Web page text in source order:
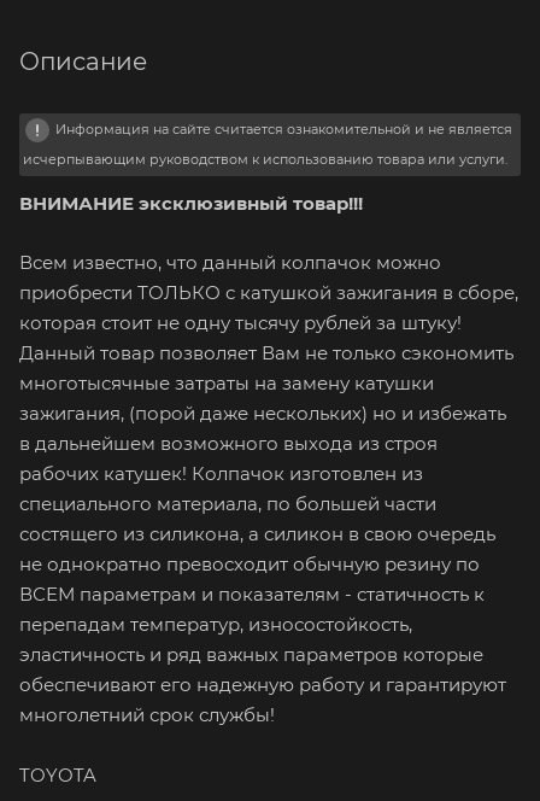
Описание
Информация на сайте считается ознакомительной и не является
исчерпывающим руководством к использованию товара или услуги.
ВНИМАНИЕ эксклюзивный товар!!!
Всем известно, что данный колпачок можно
приобрести ТОЛЬКО с катушкой зажигания в сборе,
которая стоит не одну тысячу рублей за штуку!
Данный товар позволяет Вам не только сэкономить
многотысячные затраты на замену катушки
зажигания, (порой даже нескольких) но и избежать
в дальнейшем возможного выхода из строя
рабочих катушек! Колпачок изготовлен из
специального материала, по большей части
состящего из силикона, а силикон в свою очередь
не однократно превосходит обычную резину по
ВСЕМ параметрам и показателям - статичность к
перепадам температур, износостойкость,
эластичность и ряд важных параметров которые
обеспечивают его надежную работу и гарантируют
многолетний срок службы!
TOYOTA